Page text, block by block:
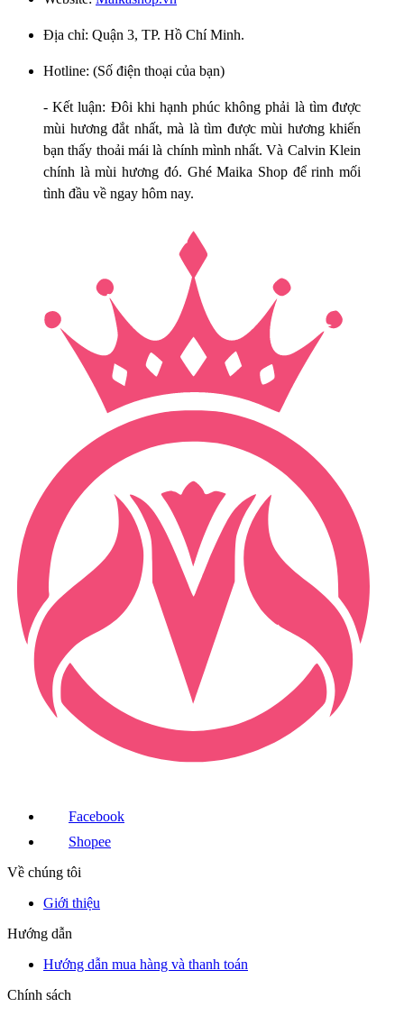
Địa chỉ: Quận 3, TP. Hồ Chí Minh.
Hotline: (Số điện thoại của bạn)
- Kết luận: Đôi khi hạnh phúc không phải là tìm được
mùi hương đắt nhất, mà là tìm được mùi hương khiến
bạn thấy thoải mái là chính mình nhất. Và Calvin Klein
chính là mùi hương đó. Ghé Maika Shop để rinh mối
tình đầu về ngay hôm nay.
Facebook
Shopee
Về chúng tôi
Giới thiệu
Hướng dẫn
Hướng dẫn mua hàng và thanh toán
Chính sách